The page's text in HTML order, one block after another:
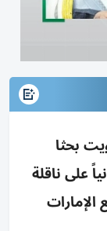
بحثا
على ناقلة